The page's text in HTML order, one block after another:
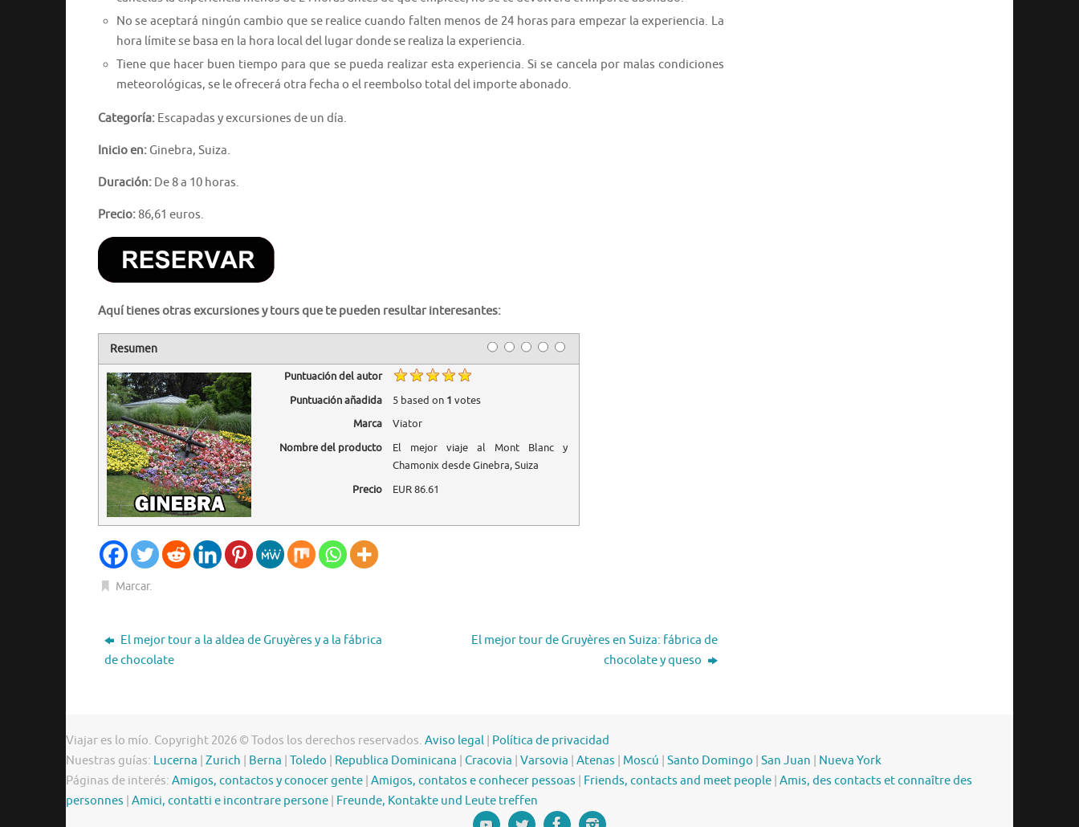
No se aceptará ningún cambio que se realice cuando falten menos de 24 horas para empezar la experiencia. La
hora límite se basa en la hora local del lugar donde se realiza la experiencia.
Tiene que hacer buen tiempo para que se pueda realizar esta experiencia. Si se cancela por malas condiciones
meteorológicas, se le ofrecerá otra fecha o el reembolso total del importe abonado.
Categoría: Escapadas y excursiones de un día.
Inicio en: Ginebra, Suiza.
Duración: De 8 a 10 horas.
Precio: 86,61 euros.
Aquí tienes otras excursiones y tours que te pueden resultar interesantes:
Resumen
Puntuación del autor
Puntuación añadida
5based on 1 votes
Marca
Viator
Nombre del producto
El mejor viaje al Mont Blanc y
Chamonix desde Ginebra, Suiza
Precio
EUR86.61
Marcar.
El mejor tour a la aldea de Gruyères y a la fábrica
de chocolate
El mejor tour de Gruyères en Suiza: fábrica de
chocolate y queso
Viajar es lo mío. Copyright 2026 © Todos los derechos reservados. Aviso legal | Política de privacidad
Nuestras guías: Lucerna | Zurich | Berna | Toledo | Republica Dominicana | Cracovia | Varsovia | Atenas | Moscú | Santo Domingo | San Juan | Nueva York
Páginas de interés: Amigos, contactos y conocer gente | Amigos, contatos e conhecer pessoas | Friends, contacts and meet people | Amis, des contacts et connaître des
personnes | Amici, contatti e incontrare persone | Freunde, Kontakte und Leute treffen